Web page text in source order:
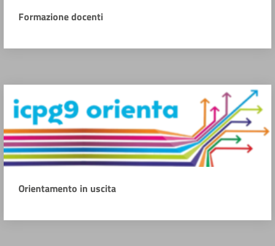
Formazione docenti
Orientamento in uscita